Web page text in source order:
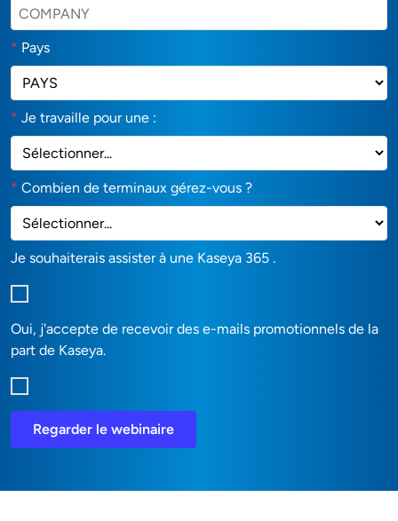
* Pays
* Je travaille pour une :
* Combien de terminaux gérez-vous ?
Je souhaiterais assister à une Kaseya 365 .
Oui, j'accepte de recevoir des e-mails promotionnels de la
part de Kaseya.
Regarder le webinaire